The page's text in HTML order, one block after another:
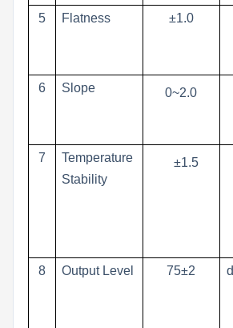
5
Flatness ±1.0
6
Slope 0~2.0
7
Temperature
Stability
±1.5
8
Output Level 75±2